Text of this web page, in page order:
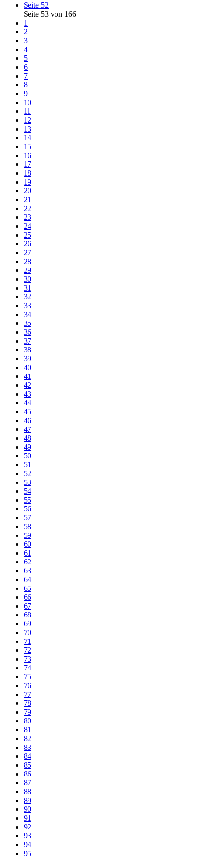
Seite 52
Seite 53 von 166
1
2
3
4
5
6
7
8
9
10
11
12
13
14
15
16
17
18
19
20
21
22
23
24
25
26
27
28
29
30
31
32
33
34
35
36
37
38
39
40
41
42
43
44
45
46
47
48
49
50
51
52
53
54
55
56
57
58
59
60
61
62
63
64
65
66
67
68
69
70
71
72
73
74
75
76
77
78
79
80
81
82
83
84
85
86
87
88
89
90
91
92
93
94
95